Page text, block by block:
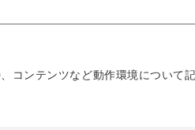
コンテンツなど動作環境について